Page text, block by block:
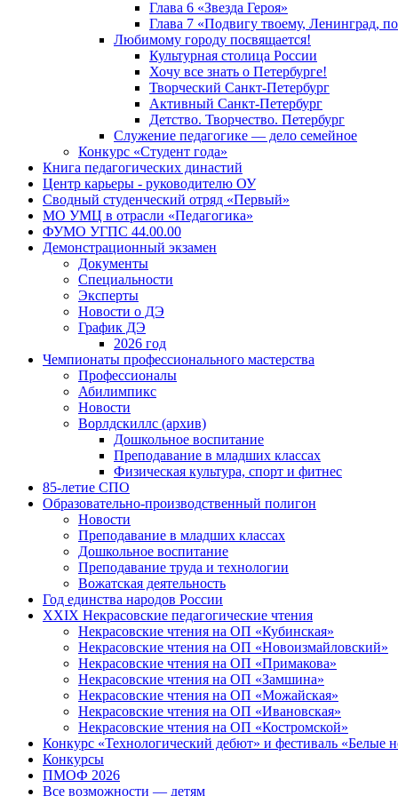
Глава 6 «Звезда Героя»
Глава 7 «Подвигу твоему, Ленинград,
Любимому городу посвящается!
Культурная столица России
Хочу все знать о Петербурге!
Творческий Санкт-Петербург
Активный Санкт-Петербург
Детство. Творчество. Петербург
Служение педагогике — дело семейное
Конкурс «Студент года»
Книга педагогических династий
Центр карьеры - руководителю ОУ
Сводный студенческий отряд «Первый»
МО УМЦ в отрасли «Педагогика»
ФУМО УГПС 44.00.00
Демонстрационный экзамен
Документы
Специальности
Эксперты
Новости о ДЭ
График ДЭ
2026 год
Чемпионаты профессионального мастерства
Профессионалы
Абилимпикс
Новости
Ворлдскиллс (архив)
Дошкольное воспитание
Преподавание в младших классах
Физическая культура, спорт и фитнес
85-летие СПО
Образовательно-производственный полигон
Новости
Преподавание в младших классах
Дошкольное воспитание
Преподавание труда и технологии
Вожатская деятельность
Год единства народов России
XXIX Некрасовские педагогические чтения
Некрасовские чтения на ОП «Кубинская»
Некрасовские чтения на ОП «Новоизмайловский»
Некрасовские чтения на ОП «Примакова»
Некрасовские чтения на ОП «Замшина»
Некрасовские чтения на ОП «Можайская»
Некрасовские чтения на ОП «Ивановская»
Некрасовские чтения на ОП «Костромской»
Конкурс «Технологический дебют» и фестиваль «Белые
Конкурсы
ПМОФ 2026
Все возможности — детям